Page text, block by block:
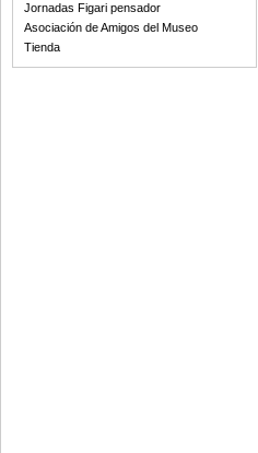
Jornadas Figari pensador
Asociación de Amigos del Museo
Tienda